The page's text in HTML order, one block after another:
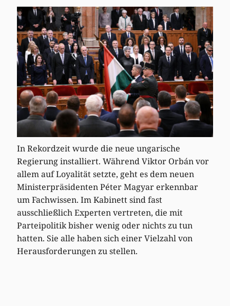
In Rekordzeit wurde die neue ungarische
Regierung installiert. Während Viktor Orbán vor
allem auf Loyalität setzte, geht es dem neuen
Ministerpräsidenten Péter Magyar erkennbar
um Fachwissen. Im Kabinett sind fast
ausschließlich Experten vertreten, die mit
Parteipolitik bisher wenig oder nichts zu tun
hatten. Sie alle haben sich einer Vielzahl von
Herausforderungen zu stellen.